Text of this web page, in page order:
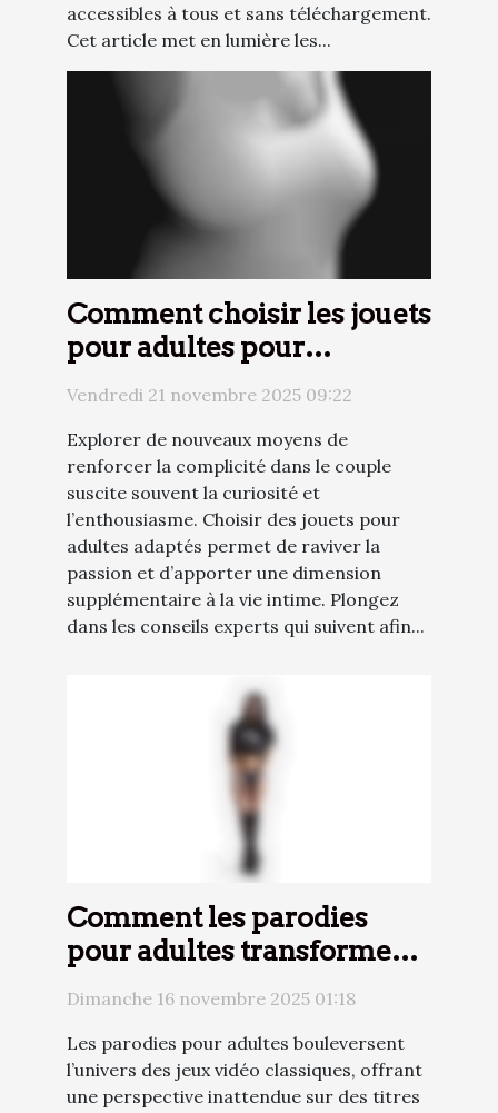
accessibles à tous et sans téléchargement.
Cet article met en lumière les...
Comment choisir les jouets
pour adultes pour
renforcer l'intimité du
Vendredi 21 novembre 2025 09:22
Explorer de nouveaux moyens de
renforcer la complicité dans le couple
suscite souvent la curiosité et
l’enthousiasme. Choisir des jouets pour
adultes adaptés permet de raviver la
passion et d’apporter une dimension
supplémentaire à la vie intime. Plongez
dans les conseils experts qui suivent afin...
Comment les parodies
pour adultes transforment
l'expérience des jeux vidéo
Dimanche 16 novembre 2025 01:18
Les parodies pour adultes bouleversent
l’univers des jeux vidéo classiques, offrant
une perspective inattendue sur des titres